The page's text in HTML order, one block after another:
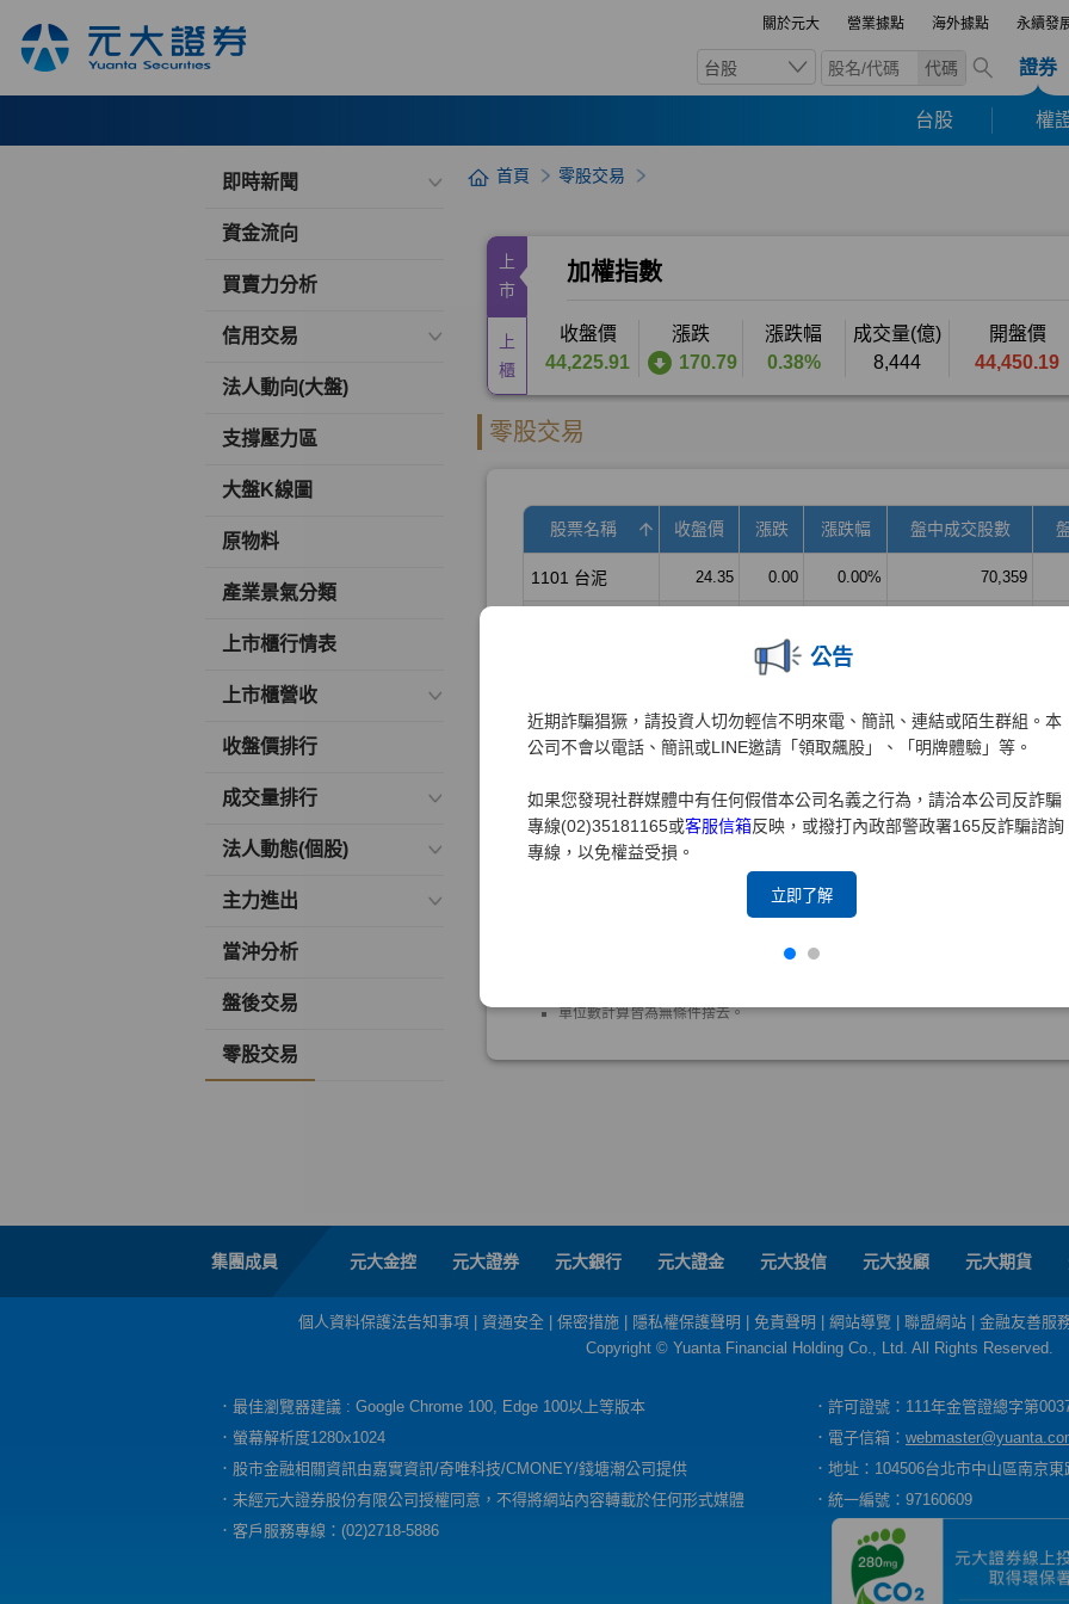
關於元大 營業據點 海外據點 永續發
台股 代碼 證券
台股 權
公告
近期詐騙猖獗，請投資人切勿輕信不明來電、簡訊、連結或陌生群組。本
公司不會以電話、簡訊或LINE邀請「領取飆股」、「明牌體驗」等。
如果您發現社群媒體中有任何假借本公司名義之行為，請洽本公司反詐騙
專線(02)35181165或客服信箱反映，或撥打內政部警政署165反詐騙諮詢
專線，以免權益受損。
立即了解
即時新聞
資金流向
買賣力分析
信用交易
法人動向(大盤)
支撐壓力區
大盤K線圖
原物料
產業景氣分類
上市櫃行情表
上市櫃營收
收盤價排行
成交量排行
法人動態(個股)
主力進出
當沖分析
盤後交易
零股交易
首頁 零股交易
集團成員 元大金控 元大證券 元大銀行 元大證金 元大投信 元大投顧 元大期貨
個人資料保護法告知事項 資通安全 保密措施 隱私權保護聲明 免責聲明 網站導覽 聯盟網站
金融友善服
Copyright © Yuanta Financial Holding Co., Ltd. All Rights Reserved.
．最佳瀏覽器建議 : Google Chrome 100, Edge 100以上等版本
．許可證號：111年金管證總字第
．螢幕解析度1280x1024
．電子信箱：
．股市金融相關資訊由嘉實資訊/奇唯科技/CMONEY/錢塘潮公司提供
．地址：104506台北市中山區南京
．未經元大證券股份有限公司授權同意，不得將網站內容轉載於任何形式媒體
．統一編號：97160609
．客戶服務專線：(02)2718-5886